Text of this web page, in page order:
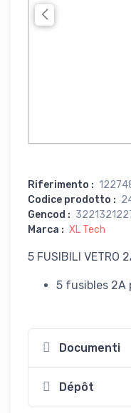
Riferimento :
Codice prodotto :
Gencod :
Marca : XL Tech
5 FUSIBILI VETRO
5 fusibles 2A
Documenti
Dépôt